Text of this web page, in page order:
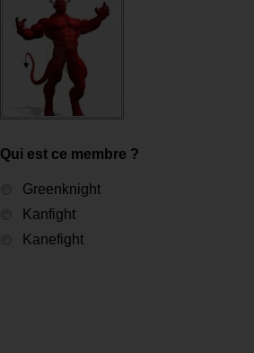
Qui est ce membre ?
Greenknight
Kanfight
Kanefight